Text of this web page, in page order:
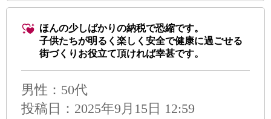
ほんの少しばかりの納税で恐縮です。
子供たちが明るく楽しく安全で健康に過ごせる
街づくりお役立て頂ければ幸甚です。
男性 ：50代
投稿日：2025年9月15日 12:59